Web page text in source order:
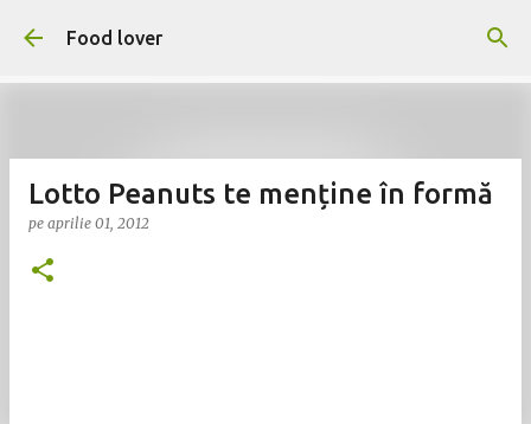
Treceți la conținutul principal
Food lover
Lotto Peanuts te menține în formă
pe aprilie 01, 2012